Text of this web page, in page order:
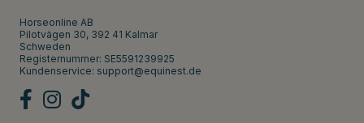
Horseonline AB
Pilotvägen 30, 392 41 Kalmar
Schweden
Registernummer: SE5591239925
Kundenservice: support@equinest.de